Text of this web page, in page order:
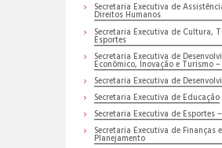
Secretaria Executiva de
Direitos Humanos
Secretaria Executiva de Cultura,
Esportes
Secretaria Executiva de
Econômico, Inovação e Turismo –
Secretaria Executiva de
Secretaria Executiva de Educação
Secretaria Executiva de Esportes –
Secretaria Executiva de Finanças e
Planejamento